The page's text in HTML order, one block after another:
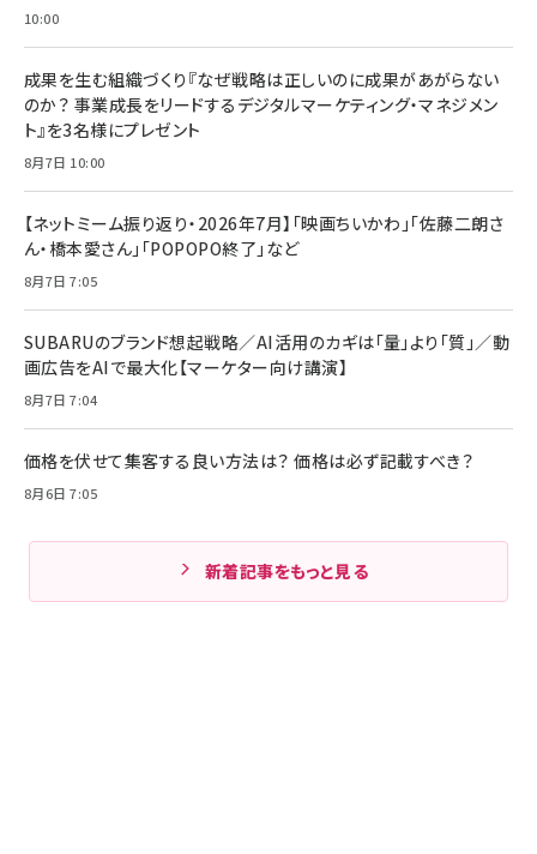
10:00
成果を生む組織づくり『なぜ戦略は正しいのに成果があがらない
のか？ 事業成長をリードするデジタルマーケティング・マネジメン
ト』を3名様にプレゼント
8月7日 10:00
【ネットミーム振り返り・2026年7月】「映画ちいかわ」「佐藤二朗さ
ん・橋本愛さん」「POPOPO終了」など
8月7日 7:05
SUBARUのブランド想起戦略／AI活用のカギは「量」より「質」／動
画広告をAIで最大化【マーケター向け講演】
8月7日 7:04
価格を伏せて集客する良い方法は？ 価格は必ず記載すべき？
8月6日 7:05
新着記事をもっと見る